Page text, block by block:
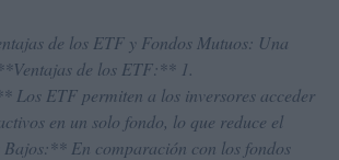
de los ETF y Fondos Mutuos: Una
de los ETF:** 1.
Los ETF permiten a los inversores acceder
en un solo fondo, lo que reduce el
En comparación con los fondos